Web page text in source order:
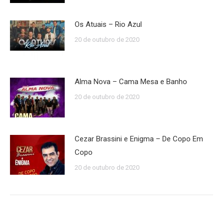
Os Atuais – Rio Azul
20 de outubro de 2020
Alma Nova – Cama Mesa e Banho
20 de outubro de 2020
Cezar Brassini e Enigma – De Copo Em
Copo
20 de outubro de 2020